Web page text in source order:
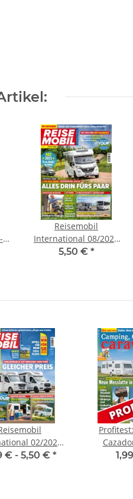
Reisemobil
International 08/2024
Print-Ausgabe
5,50 € *
02/2024
oder Print-
€ - 5,50 € *